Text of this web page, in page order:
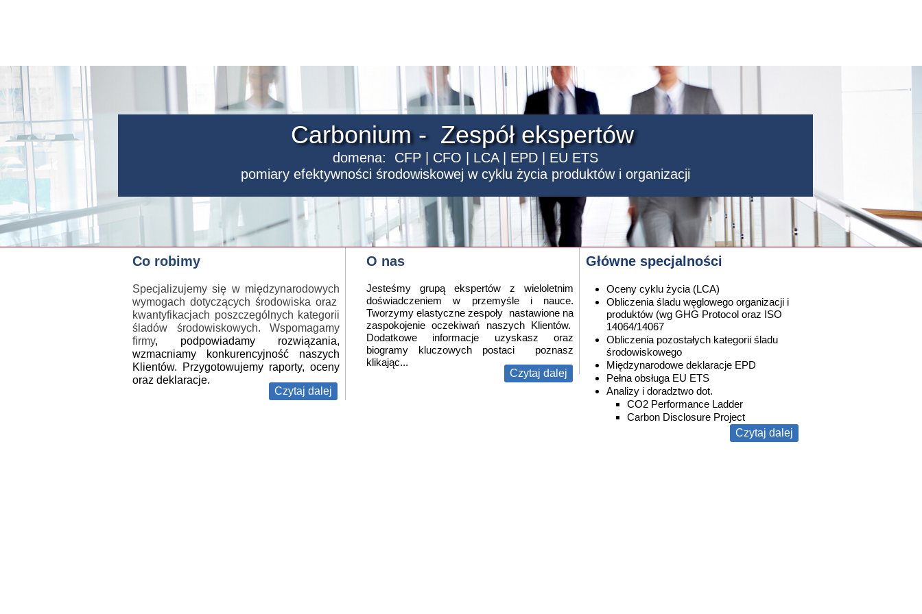
Czytaj dalej
Czytaj dalej
Czytaj dalej
Główne specjalności
Oceny cyklu życia (LCA)
Obliczenia śladu węglowego organizacji i
produktów (wg GHG Protocol oraz ISO
14064/14067
Obliczenia pozostałych kategorii śladu
środowiskowego
Międzynarodowe deklaracje EPD
Pełna obsługa EU ETS
Analizy i doradztwo dot.
CO2 Performance Ladder
Carbon Disclosure Project
Carbonium - Zespół ekspertów
domena: CFP | CFO | LCA | EPD | EU ETS
pomiary efektywności środowiskowej w cyklu życia produktów i organizacji
O nas
Jesteśmy grupą ekspertów z wieloletnim
doświadczeniem w przemyśle i nauce.
Tworzymy elastyczne zespoły nastawione na
zaspokojenie oczekiwań naszych Klientów.
Dodatkowe informacje uzyskasz oraz
biogramy kluczowych postaci poznasz
klikając...
Co robimy
Specjalizujemy się w międzynarodowych
wymogach dotyczących środowiska oraz
kwantyfikacjach poszczególnych kategorii
śladów środowiskowych. Wspomagamy
firmy, podpowiadamy rozwiązania,
wzmacniamy konkurencyjność naszych
Klientów. Przygotowujemy raporty, oceny
oraz deklaracje.